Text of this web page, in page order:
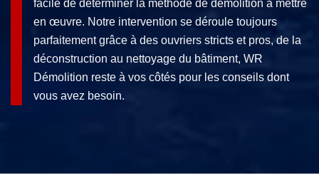
facile de déterminer la méthode de démolition à mettre
en œuvre. Notre intervention se déroule toujours
parfaitement grâce à des ouvriers stricts et pros, de la
déconstruction au nettoyage du bâtiment, WR
Démolition reste à vos côtés pour les conseils dont
vous avez besoin.